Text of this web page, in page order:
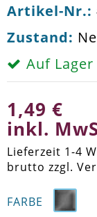
Artikel-Nr.:
Zustand:
Auf Lager
1,49 €
inkl.
Lieferzeit 1-4
brutto zzgl.
FARBE